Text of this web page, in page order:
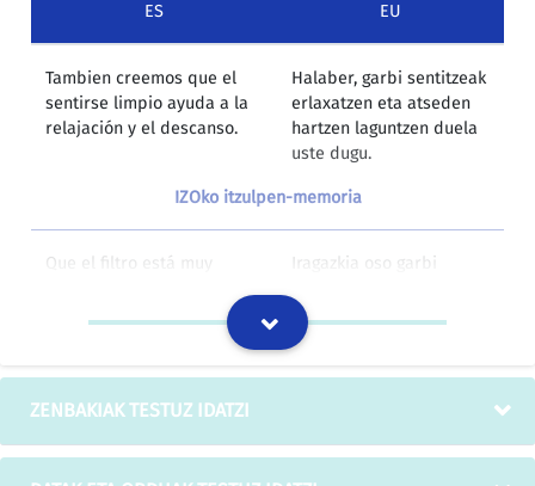
ES EU
Tambien creemos que el
sentirse limpio ayuda a la
relajación y el descanso.
Halaber, garbi sentitzeak
erlaxatzen eta atseden
hartzen laguntzen duela
uste dugu.
IZOko itzulpen-memoria
Que el filtro está muy
Iragazkia oso garbi
IZOko itzulpen-memoria
Carmen Sanz y Elena
Fuentes, Ejemplos prácticos
de aplicación de un
prácticos de aplicación
ZENBAKIAK TESTUZ IDATZI